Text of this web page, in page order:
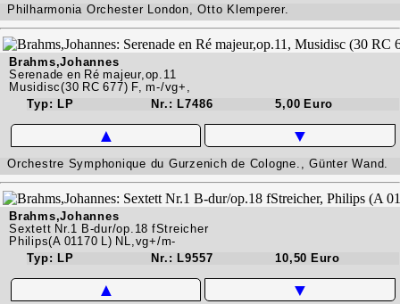
Philharmonia Orchester London, Otto Klemperer.
Brahms,Johannes
Serenade en Ré majeur,op.11
Musidisc(30 RC 677) F, m-/vg+,
Typ: LP
Nr.: L7486 5,00 Euro
▲ ▼
Orchestre Symphonique du Gurzenich de Cologne., Günter Wand.
Brahms,Johannes
Sextett Nr.1 B-dur/op.18 fStreicher
Philips(A 01170 L) NL,vg+/m-
Typ: LP
Nr.: L9557 10,50 Euro
▲ ▼